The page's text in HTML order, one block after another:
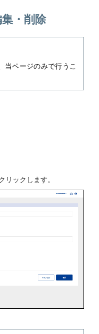
・削除
当ページのみで行うこ
リックします。